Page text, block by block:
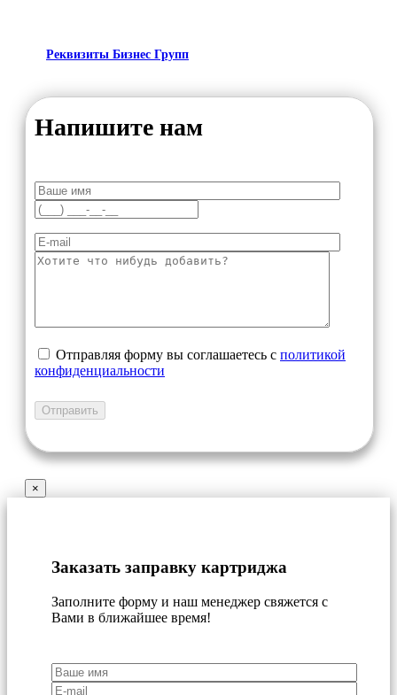
Реквизиты Бизнес Групп
Напишите нам
Отправляя форму вы соглашаетесь с политикой
конфиденциальности
×
Заказать заправку картриджа
Заполните форму и наш менеджер свяжется с
Вами в ближайшее время!